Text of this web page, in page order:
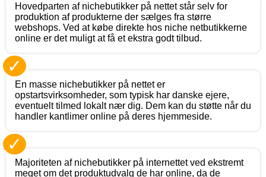
Hovedparten af nichebutikker på nettet står selv for
produktion af produkterne der sælges fra større
webshops. Ved at købe direkte hos niche netbutikkerne
online er det muligt at få et ekstra godt tilbud.
✓
En masse nichebutikker på nettet er
opstartsvirksomheder, som typisk har danske ejere,
eventuelt tilmed lokalt nær dig. Dem kan du støtte når du
handler kantlimer online på deres hjemmeside.
✓
Majoriteten af nichebutikker på internettet ved ekstremt
meget om det produktudvalg de har online, da de